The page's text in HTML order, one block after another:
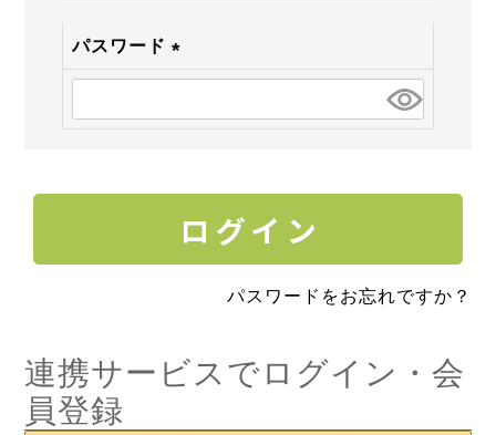
パスワード
(必
パスワードをお忘れですか？
連携サービスでログイン・会
員登録